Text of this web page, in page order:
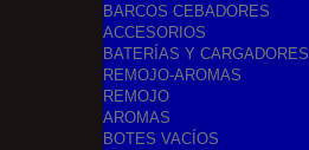
BARCOS CEBADORES
ACCESORIOS
BATERÍAS Y CARGADORES
REMOJO-AROMAS
REMOJO
AROMAS
BOTES VACÍOS